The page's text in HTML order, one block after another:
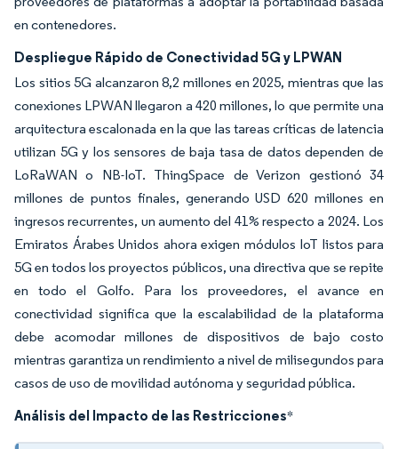
en contenedores.
Despliegue Rápido de Conectividad 5G y LPWAN
Los sitios 5G alcanzaron 8,2 millones en 2025, mientras que las
conexiones LPWAN llegaron a 420 millones, lo que permite una
arquitectura escalonada en la que las tareas críticas de latencia
utilizan 5G y los sensores de baja tasa de datos dependen de
LoRaWAN o NB-IoT. ThingSpace de Verizon gestionó 34
millones de puntos finales, generando USD 620 millones en
ingresos recurrentes, un aumento del 41% respecto a 2024. Los
Emiratos Árabes Unidos ahora exigen módulos IoT listos para
5G en todos los proyectos públicos, una directiva que se repite
en todo el Golfo. Para los proveedores, el avance en
conectividad significa que la escalabilidad de la plataforma
debe acomodar millones de dispositivos de bajo costo
mientras garantiza un rendimiento a nivel de milisegundos para
casos de uso de movilidad autónoma y seguridad pública.
Análisis del Impacto de las Restricciones*